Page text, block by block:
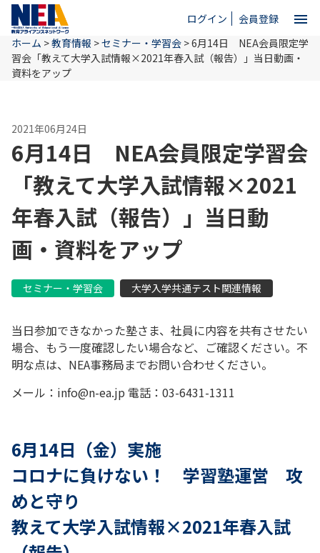
ログイン 会員登録 menu
close
NEAとは
教育情報
お問い合わせ
ホーム >教育情報 >セミナー・学習会 >6月14日 NEA会員限定学
習会「教えて大学入試情報×2021年春入試（報告）」当日動画・
資料をアップ
2021年06月24日
6月14日 NEA会員限定学習会
「教えて大学入試情報×2021
年春入試（報告）」当日動
画・資料をアップ
セミナー・学習会 大学入学共通テスト関連情報
当日参加できなかった塾さま、社員に内容を共有させたい
場合、もう一度確認したい場合など、ご確認ください。不
明な点は、NEA事務局までお問い合わせください。
メール：info@n-ea.jp 電話：03-6431-1311
6月14日（金）実施
コロナに負けない！ 学習塾運営 攻
めと守り
教えて大学入試情報×2021年春入試